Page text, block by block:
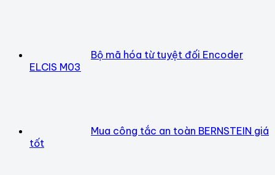
Bộ mã hóa từ tuyệt đối Encoder
ELCIS M03
Mua công tắc an toàn BERNSTEIN giá
tốt